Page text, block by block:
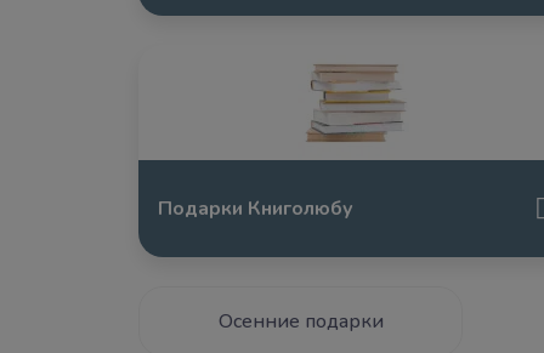
Подарки Книголюбу
Осенние подарки